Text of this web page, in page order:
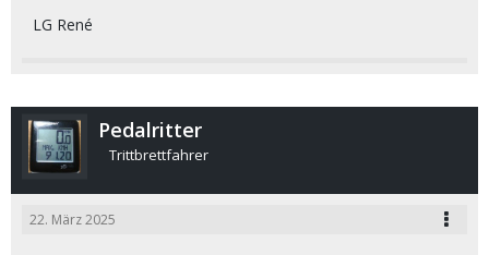
LG René
Pedalritter
Trittbrettfahrer
22. März 2025